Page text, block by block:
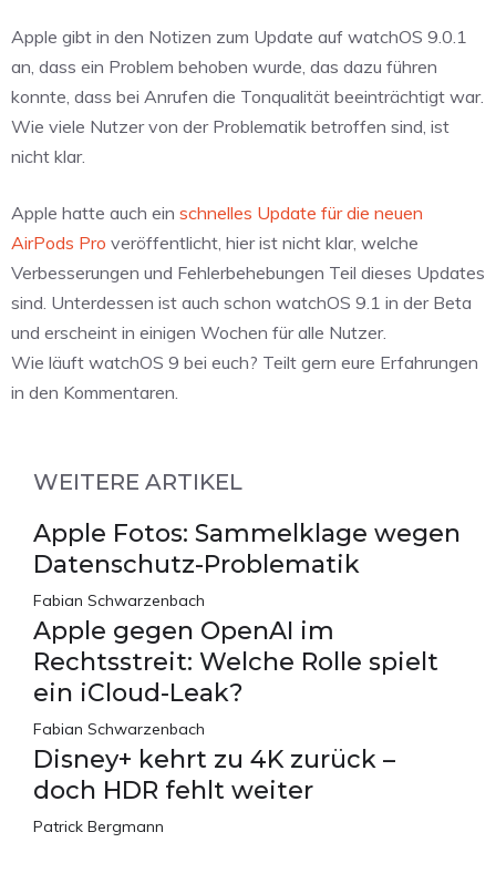
Apple gibt in den Notizen zum Update auf watchOS 9.0.1
an, dass ein Problem behoben wurde, das dazu führen
konnte, dass bei Anrufen die Tonqualität beeinträchtigt war.
Wie viele Nutzer von der Problematik betroffen sind, ist
nicht klar.
Apple hatte auch ein schnelles Update für die neuen
AirPods Pro veröffentlicht, hier ist nicht klar, welche
Verbesserungen und Fehlerbehebungen Teil dieses Updates
sind. Unterdessen ist auch schon watchOS 9.1 in der Beta
und erscheint in einigen Wochen für alle Nutzer.
Wie läuft watchOS 9 bei euch? Teilt gern eure Erfahrungen
in den Kommentaren.
WEITERE ARTIKEL
Apple Fotos: Sammelklage wegen
Datenschutz-Problematik
Fabian Schwarzenbach
Apple gegen OpenAI im
Rechtsstreit: Welche Rolle spielt
ein iCloud-Leak?
Fabian Schwarzenbach
Disney+ kehrt zu 4K zurück –
doch HDR fehlt weiter
Patrick Bergmann